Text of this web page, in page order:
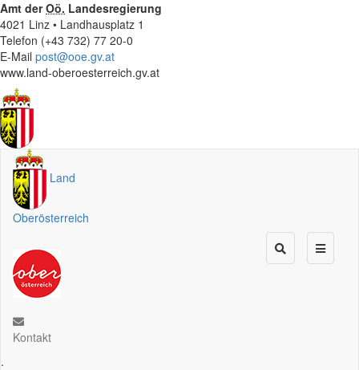
Amt derOö. Landesregierung
4021 Linz • Landhausplatz 1
Telefon (+43 732) 77 20-0
E-Mail post@ooe.gv.at
www.land-oberoesterreich.gv.at
Land
Oberösterreich
Kontakt
.